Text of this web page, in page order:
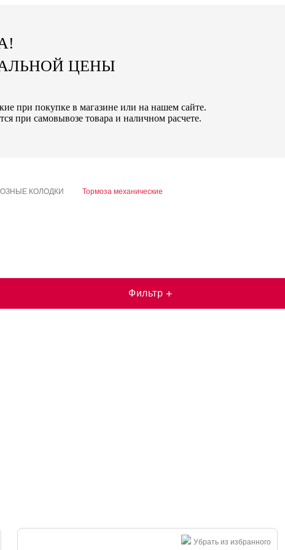
ЦЕНЫ
при покупке в магазине или на нашем сайте.
при самовывозе товара и наличном расчете.
КОЛОДКИ Тормоза механические
Фильтр +
Убрать из избранного